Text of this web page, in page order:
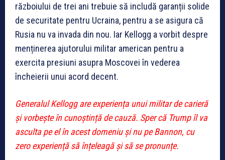
războiului de trei ani trebuie să includă garanții solide
de securitate pentru Ucraina, pentru a se asigura că
Rusia nu va invada din nou. Iar Kellogg a vorbit despre
menținerea ajutorului militar american pentru a
exercita presiuni asupra Moscovei în vederea
încheierii unui acord decent.
Generalul Kellogg are experiența unui militar de carieră
și vorbește în cunoștință de cauză. Sper că Trump îl va
asculta pe el în acest domeniu și nu pe Bannon, cu
zero experiență să înțeleagă și să se pronunțe.